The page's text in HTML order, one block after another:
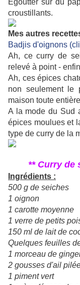
Égoutter sur du
croustillants.
Mes autres
Badjis d'oignons
Ah, ce curry de
relevé à point -
Ah, ces épices
non seulement le
maison toute
A la mode du Sud
épices moulues et
type de curry de la
** Curry de
Ingrédients :
500 g de seiches
1 oignon
1 carotte moyenne
1 verre de petits
150 ml de lait de
Quelques feuilles
1 morceau de
2 gousses d'ail
1 piment vert